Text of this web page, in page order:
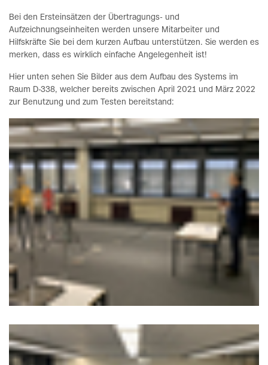
Bei den Ersteinsätzen der Übertragungs- und
Aufzeichnungseinheiten werden unsere Mitarbeiter und
Hilfskräfte Sie bei dem kurzen Aufbau unterstützen. Sie werden es
merken, dass es wirklich einfache Angelegenheit ist!
Hier unten sehen Sie Bilder aus dem Aufbau des Systems im
Raum D-338, welcher bereits zwischen April 2021 und März 2022
zur Benutzung und zum Testen bereitstand: